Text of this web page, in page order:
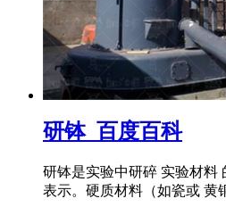
研钵_百度百科
研钵是实验中研碎 实验材料
表示。硬质材料（如瓷或 黄